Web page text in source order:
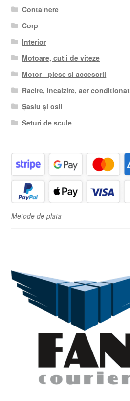
Containere
Corp
Interior
Motoare, cutii de viteze
Motor - piese si accesorii
Racire, incalzire, aer conditionat
Șasiu și osii
Seturi de scule
Metode de plata